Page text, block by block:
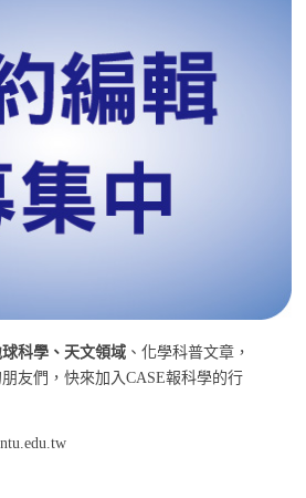
科學、天文領域 、化學科普文章，
朋友們，快來加入CASE報科學的行